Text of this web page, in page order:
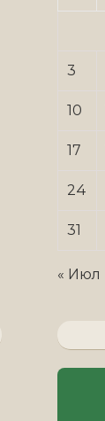
3
10
17
24
31
« Июл